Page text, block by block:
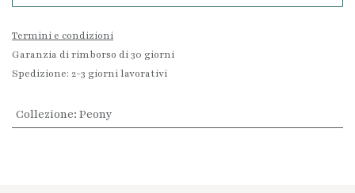
Termini e condizioni
Garanzia di rimborso di 30 giorni
Spedizione: 2-3 giorni lavorativi
Collezione: Peony